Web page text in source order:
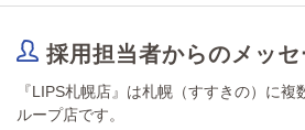
採用担当者からのメッセ
『LIPS札幌店』は札幌（すすきの）に
ループ店です。